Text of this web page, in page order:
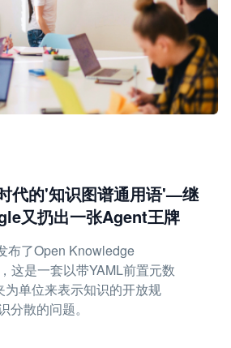
的'知识图谱通用语'—继
又扔出一张Agent王牌
布了Open Knowledge
这是一套以带YAML前置元数
单位来表示知识的开放规
分散的问题。